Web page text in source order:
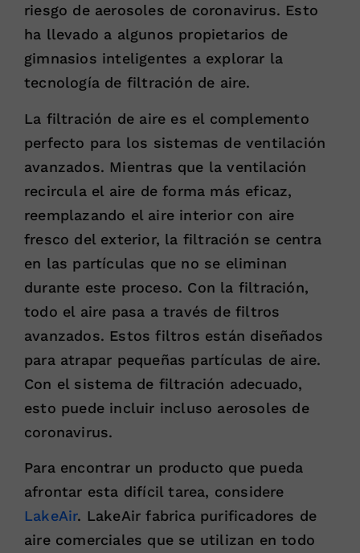
riesgo de aerosoles de coronavirus. Esto
ha llevado a algunos propietarios de
gimnasios inteligentes a explorar la
tecnología de filtración de aire.
La filtración de aire es el complemento
perfecto para los sistemas de ventilación
avanzados. Mientras que la ventilación
recircula el aire de forma más eficaz,
reemplazando el aire interior con aire
fresco del exterior, la filtración se centra
en las partículas que no se eliminan
durante este proceso. Con la filtración,
todo el aire pasa a través de filtros
avanzados. Estos filtros están diseñados
para atrapar pequeñas partículas de aire.
Con el sistema de filtración adecuado,
esto puede incluir incluso aerosoles de
coronavirus.
Para encontrar un producto que pueda
afrontar esta difícil tarea, considere
LakeAir. LakeAir fabrica purificadores de
aire comerciales que se utilizan en todo